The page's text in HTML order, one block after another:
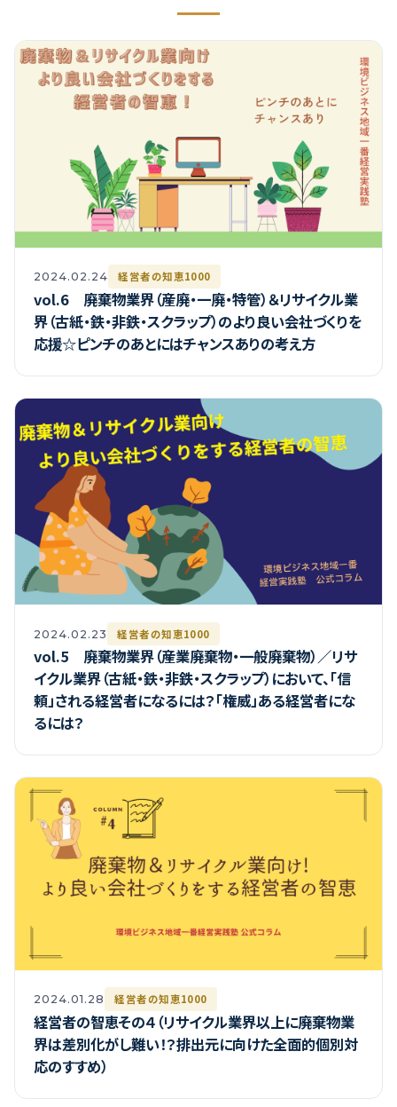
2024.02.24 経営者の知恵1000
vol.6 廃棄物業界（産廃・一廃・特管）＆リサイクル業
界（古紙・鉄・非鉄・スクラップ）のより良い会社づくりを
応援☆ピンチのあとにはチャンスありの考え方
2024.02.23 経営者の知恵1000
vol.5 廃棄物業界（産業廃棄物・一般廃棄物）／リサ
イクル業界（古紙・鉄・非鉄・スクラップ）において、「信
頼」される経営者になるには？「権威」ある経営者にな
るには？
2024.01.28 経営者の知恵1000
経営者の智恵その４（リサイクル業界以上に廃棄物業
界は差別化がし難い！？排出元に向けた全面的個別対
応のすすめ）